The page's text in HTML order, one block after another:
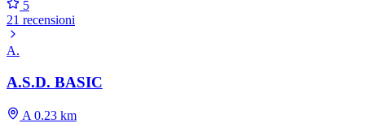
5
21 recensioni
A.
A.S.D. BASIC
A 0.23 km